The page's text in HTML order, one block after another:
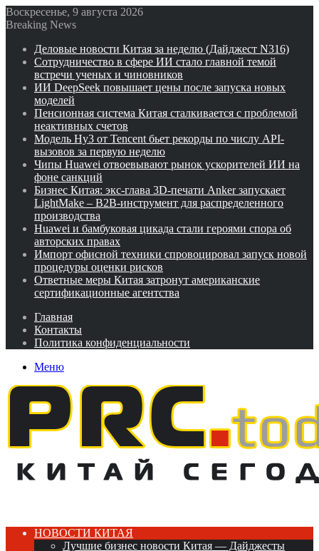
Воскресенье, 9 августа 2026
Breaking News
Деловые новости Китая за неделю (Дайджест N316)
Сотрудничество в сфере ИИ стало главной темой
встречи ученых и чиновников
ИИ DeepSeek повышает цены после запуска новых
моделей
Пенсионная система Китая сталкивается с проблемой
неактивных счетов
Модель Hy3 от Tencent бьет рекорды по числу API-
вызовов за первую неделю
Чипы Huawei отвоевывают рынок ускорителей ИИ на
фоне санкций
Бизнес Китая: экс-глава 3D-печати Anker запускает
LightMake – B2B-инструмент для распределенного
производства
Huawei и бамбуковая цикада стали героями спора об
авторских правах
Импорт офисной техники спровоцировал запуск новой
процедуры оценки рисков
Ответные меры Китая затронут американские
сертификационные агентства
Главная
Контакты
Политика конфиденциальности
Меню
НОВОСТИ КИТАЯ
Лучшие бизнес новости Китая — Дайджесты